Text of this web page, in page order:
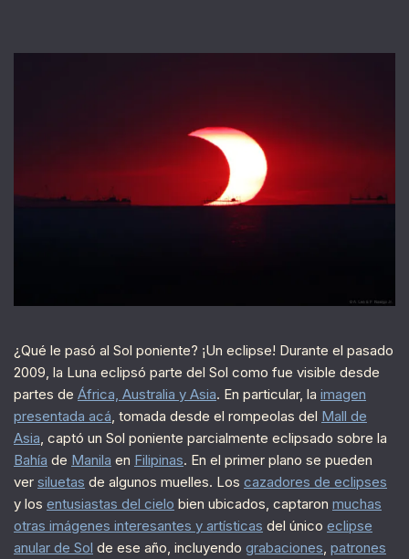
¿Qué le pasó al Sol poniente? ¡Un eclipse! Durante el pasado
2009, la Luna eclipsó parte del Sol como fue visible desde
partes de África, Australia y Asia. En particular, la imagen
presentada acá, tomada desde el rompeolas del Mall de
Asia, captó un Sol poniente parcialmente eclipsado sobre la
Bahía de Manila en Filipinas. En el primer plano se pueden
ver siluetas de algunos muelles. Los cazadores de eclipses
y los entusiastas del cielo bien ubicados, captaron muchas
otras imágenes interesantes y artísticas del único eclipse
anular de Sol de ese año, incluyendo grabaciones, patrones